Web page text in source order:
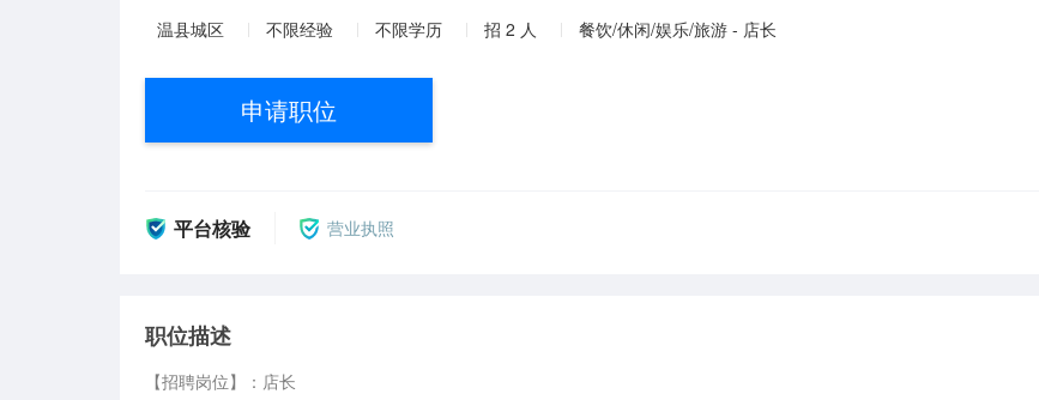
温县城区 不限经验 不限学历 招 2 人 餐饮/休闲/娱乐/旅游 - 店长
申请职位
平台核验 营业执照
职位描述
【招聘岗位】：店长